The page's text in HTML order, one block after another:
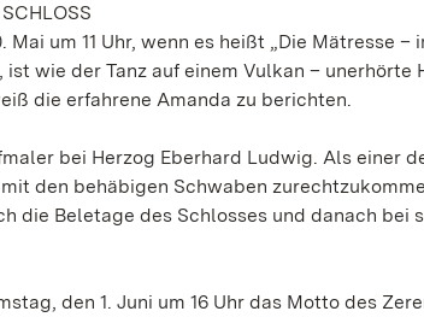
um 11 Uhr, wenn es heißt „Die Mätresse –
wie der Tanz auf einem Vulkan – unerhörte
die erfahrene Amanda zu berichten.
bei Herzog Eberhard Ludwig. Als einer
den behäbigen Schwaben
die Beletage des Schlosses und danach bei
den 1. Juni um 16 Uhr das Motto des